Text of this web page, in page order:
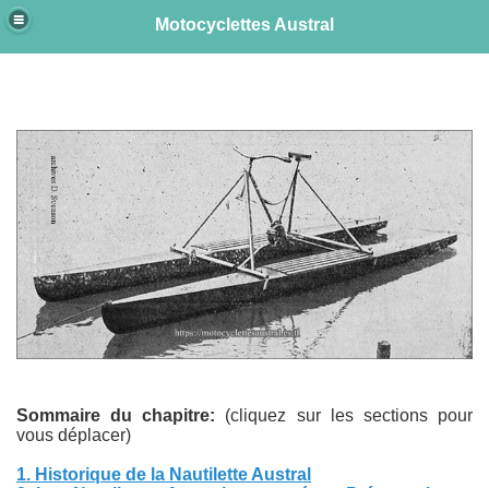
Motocyclettes Austral
Sommaire du chapitre: (cliquez sur les sections pour
vous déplacer)
1. Historique de la Nautilette Austral